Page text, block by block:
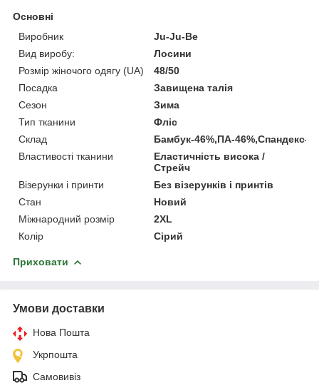
Основні
Виробник
Ju-Ju-Be
Вид виробу:
Лосини
Розмір жіночого одягу (UA)
48/50
Посадка
Завищена талія
Сезон
Зима
Тип тканини
Фліс
Склад
Бамбук-46%,ПА-46%,Спандекс-
Властивості тканини
Еластичність висока /
Стрейч
Візерунки і принти
Без візерунків і принтів
Стан
Новий
Міжнародний розмір
2XL
Колір
Сірий
Приховати
Умови доставки
Нова Пошта
Укрпошта
Самовивіз